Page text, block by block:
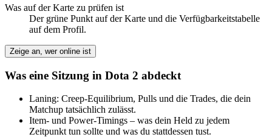
Was auf der Karte zu prüfen ist
Der grüne Punkt auf der Karte und die Verfügbarkeitstabelle
auf dem Profil.
Zeige an, wer online ist
Was eine Sitzung in Dota 2 abdeckt
Laning: Creep-Equilibrium, Pulls und die Trades, die dein
Matchup tatsächlich zulässt.
Item- und Power-Timings – was dein Held zu jedem
Zeitpunkt tun sollte und was du stattdessen tust.